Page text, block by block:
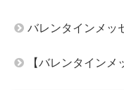
バレンタインメ
【バレンタインメ